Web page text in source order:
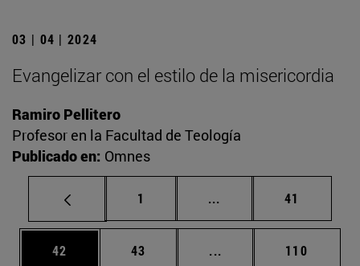
03 | 04 | 2024
Evangelizar con el estilo de la misericordia
Ramiro Pellitero
Profesor en la Facultad de Teología
Publicado en: Omnes
Página
1 ... Páginas intermedias
Página
41
Página
42 Página
43 ... Páginas intermedias
Página
110